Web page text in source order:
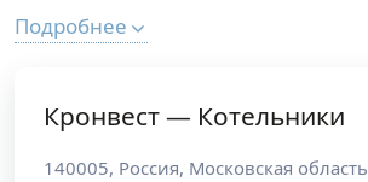
Подробнее
Кронвест — Котельники
140005, Россия, Московская область